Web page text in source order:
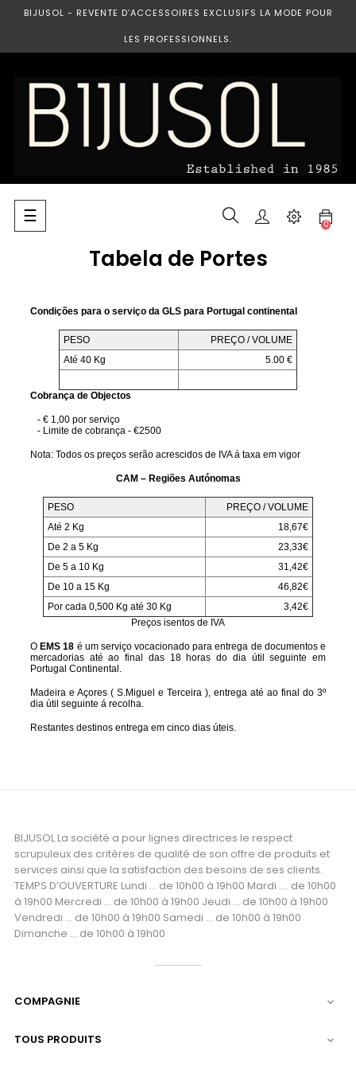
BIJUSOL - REVENTE D’ACCESSOIRES EXCLUSIFS LA MODE POUR
LES PROFESSIONNELS.
Basculer
la
navigation
☰ 0
Tabela de Portes
Condições para o serviço da GLS para Portugal continental
PESO
PREÇO / VOLUME
Até 40 Kg
5.00 €
Cobrança de Objectos
- € 1,00 por serviço
- Limite de cobrança - €2500
Nota: Todos os preços serão acrescidos de IVA á taxa em vigor
CAM – Regiões Autónomas
PESO
PREÇO / VOLUME
Até 2 Kg
18,67€
De 2 a 5 Kg
23,33€
De 5 a 10 Kg
31,42€
De 10 a 15 Kg
46,82€
Por cada 0,500 Kg até 30 Kg
3,42€
Preços isentos de IVA
O EMS 18 é um serviço vocacionado para entrega de documentos e
mercadorias até ao final das 18 horas do dia útil seguinte em
Portugal Continental.
Madeira e Açores ( S.Miguel e Terceira ), entrega até ao final do 3º
dia útil seguinte á recolha.
Restantes destinos entrega em cinco dias úteis.
BIJUSOL La société a pour lignes directrices le respect
scrupuleux des critères de qualité de son offre de produits et
services ainsi que la satisfaction des besoins de ses clients.
TEMPS D’OUVERTURE Lundi ... de 10h00 à 19h00 Mardi .... de 10h00
à 19h00 Mercredi ... de 10h00 à 19h00 Jeudi ... de 10h00 à 19h00
Vendredi ... de 10h00 à 19h00 Samedi ... de 10h00 à 19h00
Dimanche ... de 10h00 à 19h00
COMPAGNIE 
TOUS PRODUITS 